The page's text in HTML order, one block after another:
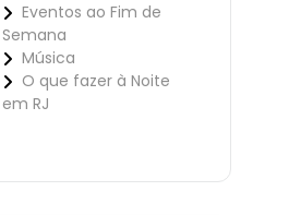
Eventos ao Fim de
Semana
Música
O que fazer à Noite
em RJ